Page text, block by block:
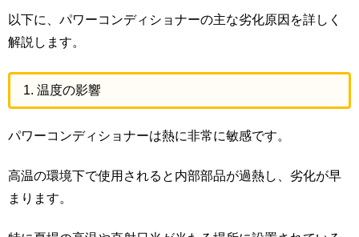
以下に、パワーコンディショナーの主な劣化原因を詳しく
解説します。
1. 温度の影響
パワーコンディショナーは熱に非常に敏感です。
高温の環境下で使用されると内部部品が過熱し、劣化が早
まります。